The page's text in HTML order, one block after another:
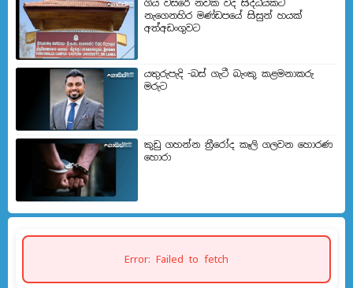
ගිය වසරේ නවක වද සිද්ධියකට
නැගෙනහිර මණ්ඩපයේ සිසුන් හයක්
අත්අඩංගුවට
යතුරුපැදි -බස් ගැටී බැංකු කළමනාකරු
මරුට
කුඩු ගහන්න ත්‍රීරෝද කෑලි ගලවන හොරණ
හොරා
Error: Failed to fetch